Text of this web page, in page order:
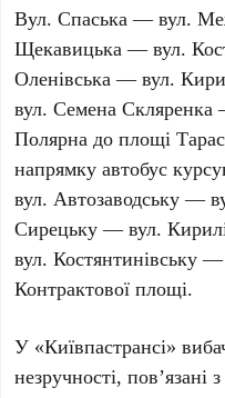
Вул. Спаська—вул.
Щекавицька—вул.
Оленівська—вул.
вул. Семена Скляренка
Полярна доплощі
напрямку автобус
вул. Автозаводську—
Сирецьку—вул.
вул. Костянтинівську
Контрактової площі.
У «Київпастрансі»
незручності,